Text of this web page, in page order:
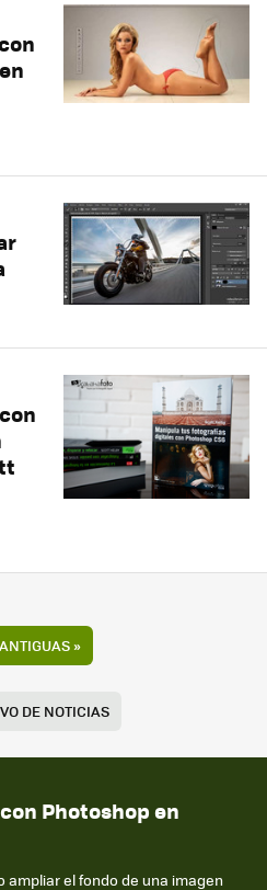
»
DE NOTICIAS
Photoshop en
ampliar el fondo de una imagen